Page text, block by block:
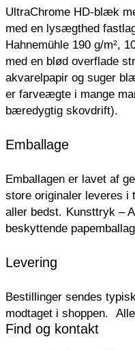
UltraChrome HD-blæk
med en lysægthed
Hahnemühle 190 g/m²,
med en blød overflade
akvarelpapir og suger
er farveægte i mange
bæredygtig skovdrift).
Emballage
Emballagen er lavet af
store originaler leveres i
aller bedst. Kunsttryk –
beskyttende
Levering
Bestillinger sendes
modtaget i shoppen.
Find og kontakt